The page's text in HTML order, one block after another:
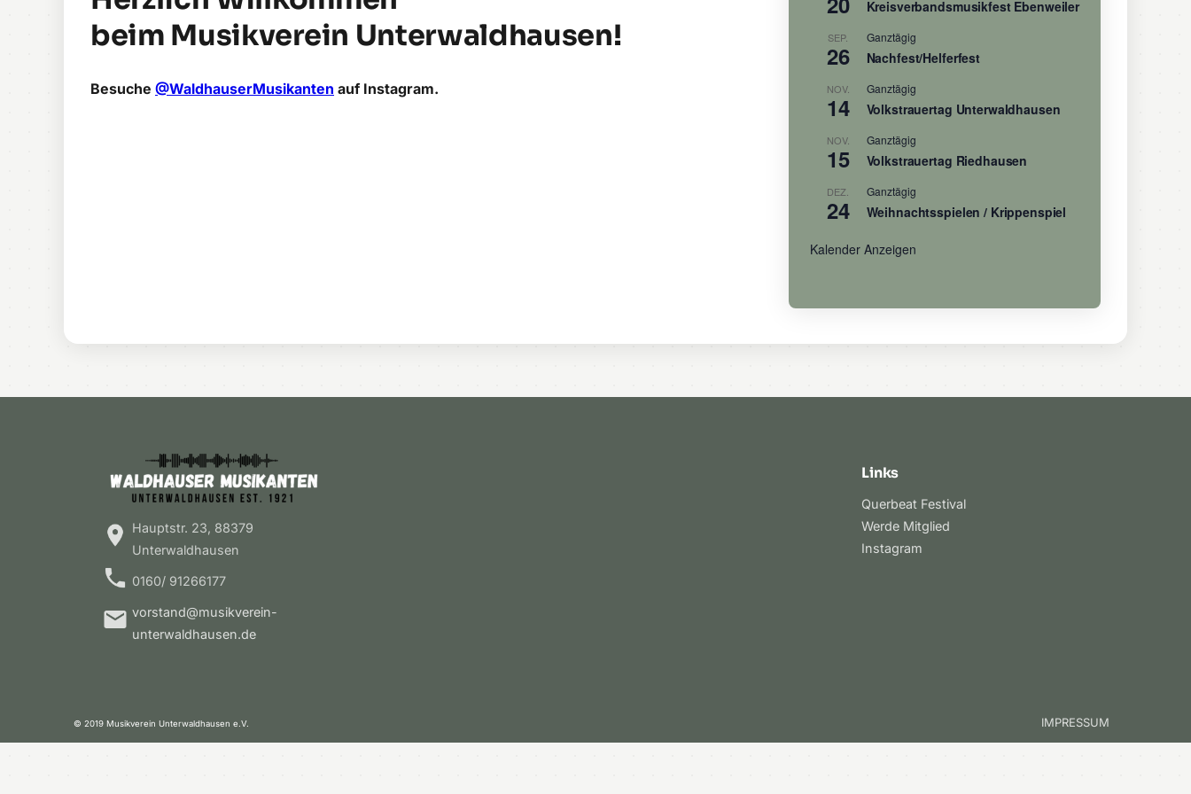
beim Musikverein Unterwaldhausen!
Besuche @WaldhauserMusikanten auf Instagram.
Kreisverbandsmusikfest Ebenweiler
SEP.
26
Ganztägig
Nachfest/Helferfest
NOV.
14
Ganztägig
Volkstrauertag Unterwaldhausen
NOV.
15
Ganztägig
Volkstrauertag Riedhausen
DEZ.
24
Ganztägig
Weihnachtsspielen / Krippenspiel
Kalender Anzeigen
Hauptstr. 23, 88379
Unterwaldhausen
0160/ 91266177
vorstand@musikverein-
unterwaldhausen.de
Links
Querbeat Festival
Werde Mitglied
Instagram
© 2019 Musikverein Unterwaldhausen e.V. IMPRESSUM